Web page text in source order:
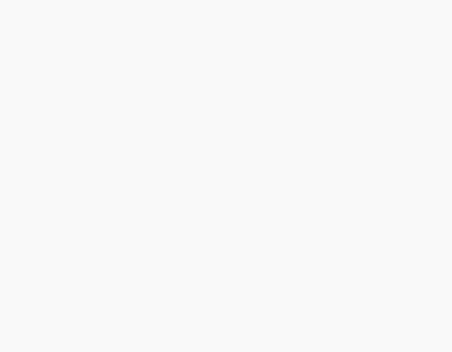
dat je de beste ervaring krijgt. Door op "Accepteren" te klikken ga je akkoord met ons